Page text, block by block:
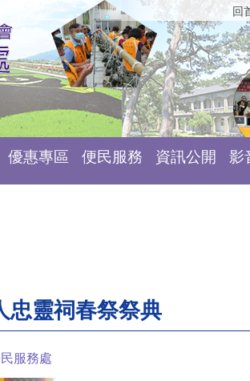
回
優惠專區 便民服務 資訊公開 影
忠靈祠春祭祭典
服務處